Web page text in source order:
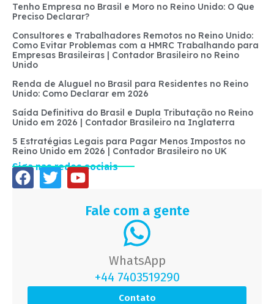
Tenho Empresa no Brasil e Moro no Reino Unido: O Que
Preciso Declarar?
Consultores e Trabalhadores Remotos no Reino Unido:
Como Evitar Problemas com a HMRC Trabalhando para
Empresas Brasileiras | Contador Brasileiro no Reino
Unido
Renda de Aluguel no Brasil para Residentes no Reino
Unido: Como Declarar em 2026
Saída Definitiva do Brasil e Dupla Tributação no Reino
Unido em 2026 | Contador Brasileiro na Inglaterra
5 Estratégias Legais para Pagar Menos Impostos no
Reino Unido em 2026 | Contador Brasileiro no UK
Siga nas redes sociais
Fale com a gente
WhatsApp
+44 7403519290
Contato